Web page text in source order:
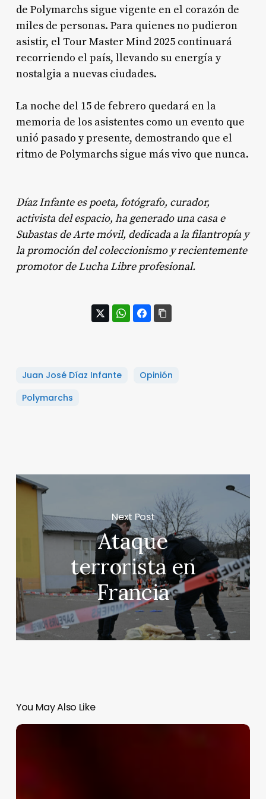
de Polymarchs sigue vigente en el corazón de
miles de personas. Para quienes no pudieron
asistir, el Tour Master Mind 2025 continuará
recorriendo el país, llevando su energía y
nostalgia a nuevas ciudades.
La noche del 15 de febrero quedará en la
memoria de los asistentes como un evento que
unió pasado y presente, demostrando que el
ritmo de Polymarchs sigue más vivo que nunca.
Díaz Infante es poeta, fotógrafo, curador,
activista del espacio, ha generado una casa e
Subastas de Arte móvil, dedicada a la filantropía y
la promoción del coleccionismo y recientemente
promotor de Lucha Libre profesional.
Juan José Díaz Infante
Opinión
Polymarchs
Next Post
Ataque
terrorista en
Francia
You May Also Like
El